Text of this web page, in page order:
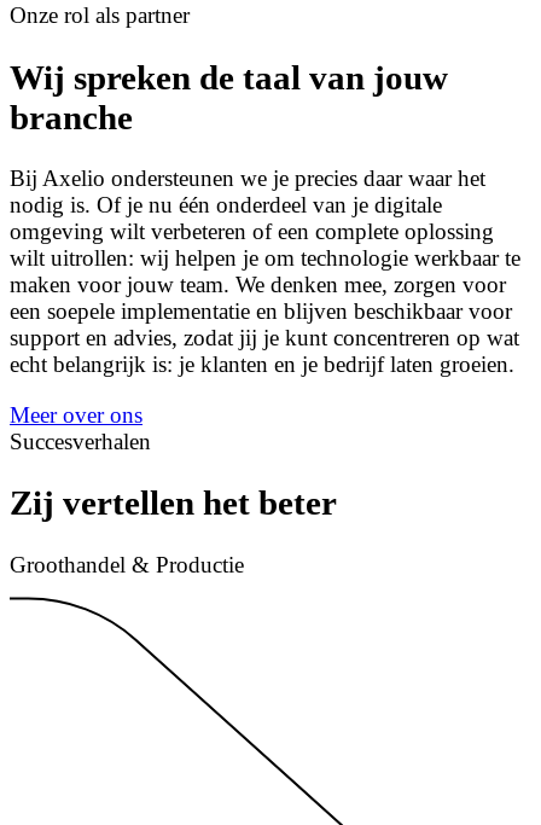
Onze rol als partner
Wij spreken de taal van jouw
branche
Bij Axelio ondersteunen we je precies daar waar het
nodig is. Of je nu één onderdeel van je digitale
omgeving wilt verbeteren of een complete oplossing
wilt uitrollen: wij helpen je om technologie werkbaar te
maken voor jouw team. We denken mee, zorgen voor
een soepele implementatie en blijven beschikbaar voor
support en advies, zodat jij je kunt concentreren op wat
echt belangrijk is: je klanten en je bedrijf laten groeien.
Meer over ons
Succesverhalen
Zij vertellen het beter
Groothandel & Productie